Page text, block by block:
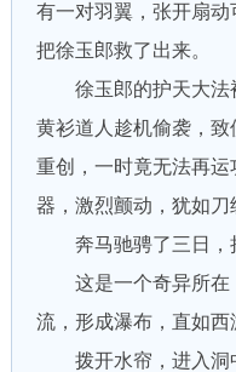
有一对羽翼，张开扇
把徐玉郎救了出来。
徐玉郎的护天大法
黄衫道人趁机偷袭，
重创，一时竟无法再
器，激烈颤动，犹如刀
奔马驰骋了三日，
这是一个奇异所在
流，形成瀑布，直如西
拨开水帘，进入洞